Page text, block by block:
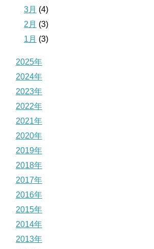
3月 (4)
2月 (3)
1月 (3)
2025年
2024年
2023年
2022年
2021年
2020年
2019年
2018年
2017年
2016年
2015年
2014年
2013年